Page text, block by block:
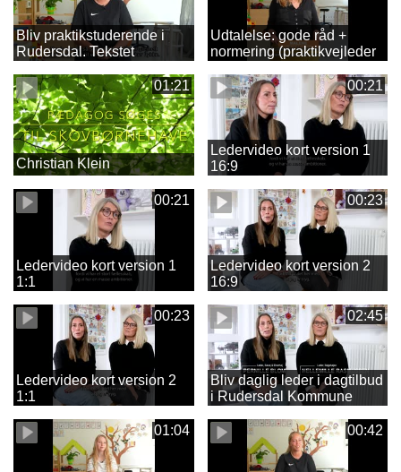
Bliv praktikstuderende i
Rudersdal. Tekstet
Udtalelse: gode råd +
normering (praktikvejleder
01:21
Christian Klein
00:21
Ledervideo kort version 1
16:9
00:21
Ledervideo kort version 1
1:1
00:23
Ledervideo kort version 2
16:9
00:23
Ledervideo kort version 2
1:1
02:45
Bliv daglig leder i dagtilbud
i Rudersdal Kommune
01:04 00:42